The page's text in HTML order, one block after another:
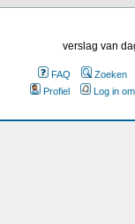
verslag van
FAQ
Zoeken
Profiel
Log in